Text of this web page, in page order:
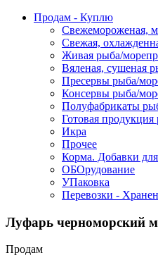
Продам - Куплю
Свежемороженая,
Свежая,
Живая рыба/
Вяленая, сушеная
Пресервы рыба/
Консервы рыба/
Полуфабрикаты
Готовая
Икра
Прочее
Корма. Добавки
ОБОрудование
УПаковка
Перевозки -
​Луфарь черноморский
Продам